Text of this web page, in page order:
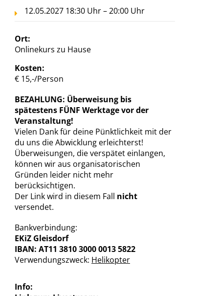
12.05.2027 18:30 Uhr – 20:00 Uhr
Ort:
Onlinekurs zu Hause
Kosten:
€ 15,-/Person
BEZAHLUNG: Überweisung bis
spätestens FÜNF Werktage vor der
Veranstaltung!
Vielen Dank für deine Pünktlichkeit mit der
du uns die Abwicklung erleichterst!
Überweisungen, die verspätet einlangen,
können wir aus organisatorischen
Gründen leider nicht mehr
berücksichtigen.
Der Link wird in diesem Fall nicht
versendet.
Bankverbindung:
EKiZ Gleisdorf
IBAN: AT11 3810 3000 0013 5822
Verwendungszweck: Helikopter
Info: